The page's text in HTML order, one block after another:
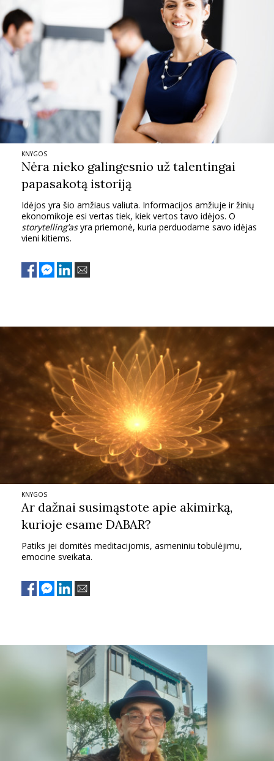
KNYGOS
Nėra nieko galingesnio už talentingai
papasakotą istoriją
Idėjos yra šio amžiaus valiuta. Informacijos amžiuje ir žinių
ekonomikoje esi vertas tiek, kiek vertos tavo idėjos. O
storytelling’asyra priemonė, kuria perduodame savo idėjas
vieni kitiems.
KNYGOS
Ar dažnai susimąstote apie akimirką,
kurioje esame DABAR?
Patiks jei domitės meditacijomis, asmeniniu tobulėjimu,
emocine sveikata.